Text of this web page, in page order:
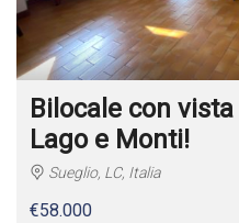
Bilocale con
Lago e Monti!
Sueglio, LC, Italia
€58.000